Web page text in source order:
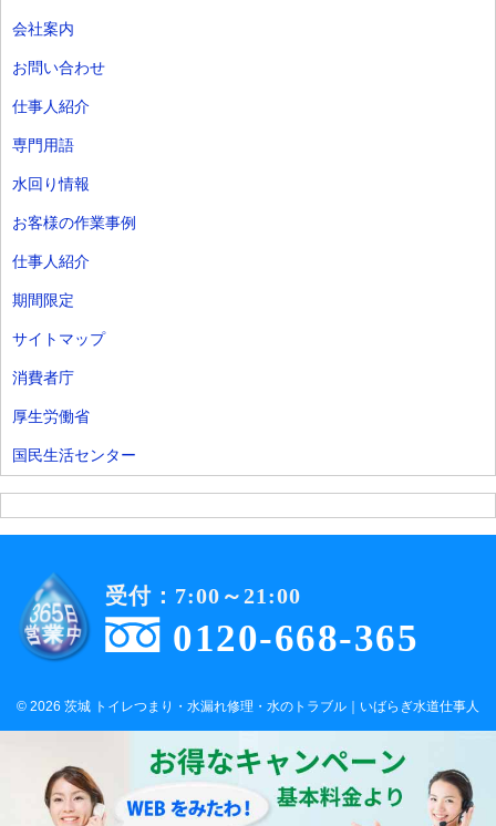
会社案内
お問い合わせ
仕事人紹介
専門用語
水回り情報
お客様の作業事例
仕事人紹介
期間限定
サイトマップ
消費者庁
厚生労働省
国民生活センター
0120-668-365
受付：7:00～21:00
© 2026 茨城 トイレつまり・水漏れ修理・水のトラブル｜いばらぎ水道仕事人